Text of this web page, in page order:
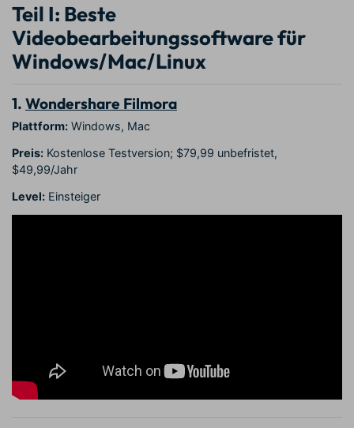
Teil I: Beste
Videobearbeitungssoftware für
Windows/Mac/Linux
1. Wondershare Filmora
Plattform: Windows, Mac
Preis: Kostenlose Testversion; $79,99 unbefristet,
$49,99/Jahr
Level: Einsteiger